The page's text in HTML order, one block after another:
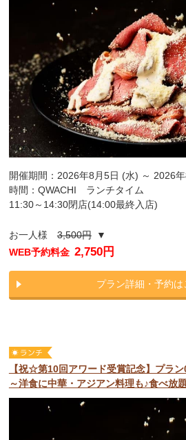
開催期間：2026年8月5日 (水) ～ 2026
時間：QWACHI ランチタイム
11:30～14:30閉店(14:00最終入店)
お一人様3,500円▼
WEB予約料金 2,750円
プラン詳細・予約は
【祝☆第10回アワード受賞記念】プラ
～洋食に中華・アジアン料理も♪食べ放題